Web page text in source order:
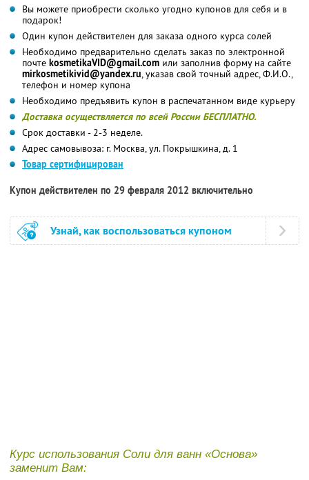
Вы можете приобрести сколько угодно купонов для себя и в
подарок!
Один купон действителен для заказа одного курса солей
Необходимо предварительно сделать заказ по электронной
почте kosmetikaVID@gmail.com или заполнив форму на сайте
mirkosmetikivid@yandex.ru, указав свой точный адрес, Ф.И.О.,
телефон и номер купона
Необходимо предъявить купон в распечатанном виде курьеру
Доставка осуществляется по всей России БЕСПЛАТНО.
Срок доставки - 2-3 неделе.
Адрес самовывоза: г. Москва, ул. Покрышкина, д. 1
Товар сертифицирован
Купон действителен по 29 февраля 2012 включительно
Узнай, как воспользоваться купоном
Курс использования Соли для ванн «Основа»
заменит Вам: